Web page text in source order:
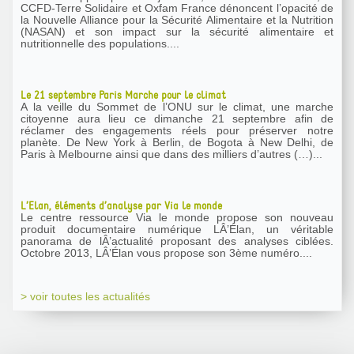
CCFD-Terre Solidaire et Oxfam France dénoncent l’opacité de
la Nouvelle Alliance pour la Sécurité Alimentaire et la Nutrition
(NASAN) et son impact sur la sécurité alimentaire et
nutritionnelle des populations....
Le 21 septembre Paris Marche pour le climat
A la veille du Sommet de l’ONU sur le climat, une marche
citoyenne aura lieu ce dimanche 21 septembre afin de
réclamer des engagements réels pour préserver notre
planète. De New York à Berlin, de Bogota à New Delhi, de
Paris à Melbourne ainsi que dans des milliers d’autres (…)...
L’Elan, éléments d’analyse par Via le monde
Le centre ressource Via le monde propose son nouveau
produit documentaire numérique LÂ’Élan, un véritable
panorama de lÂ’actualité proposant des analyses ciblées.
Octobre 2013, LÂ’Élan vous propose son 3ème numéro....
> voir toutes les actualités